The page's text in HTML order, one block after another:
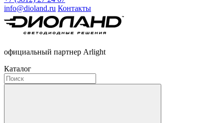
info@dioland.ru Контакты
официальный партнер Arlight
Каталог